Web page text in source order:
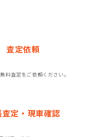
査定依頼
料査定をご依頼ください。
査定・現車確認